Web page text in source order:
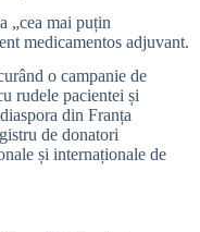
„cea mai puțin
medicamentos adjuvant.
o campanie de
rudele pacientei și
din Franța
de donatori
și internaționale de